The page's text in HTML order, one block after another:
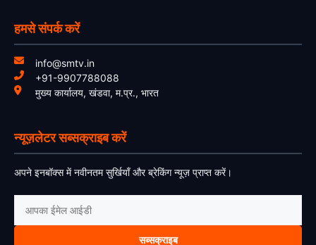
हमसे संपर्क करें
info@smtv.in
+91-9907788088
मुख्य कार्यालय, खंडवा, म.प्र., भारत
न्यूज़लेटर सब्सक्राइब करें
अपने इनबॉक्स में नवीनतम सुर्खियाँ और ब्रेकिंग न्यूज़ प्राप्त करें।
सब्सक्राइब